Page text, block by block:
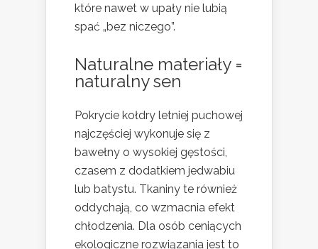
które nawet w upały nie lubią
spać „bez niczego”.
Naturalne materiały =
naturalny sen
Pokrycie kołdry letniej puchowej
najczęściej wykonuje się z
bawełny o wysokiej gęstości,
czasem z dodatkiem jedwabiu
lub batystu. Tkaniny te również
oddychają, co wzmacnia efekt
chłodzenia. Dla osób ceniących
ekologiczne rozwiązania jest to